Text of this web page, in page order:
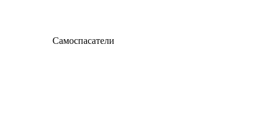
Самоспасатели